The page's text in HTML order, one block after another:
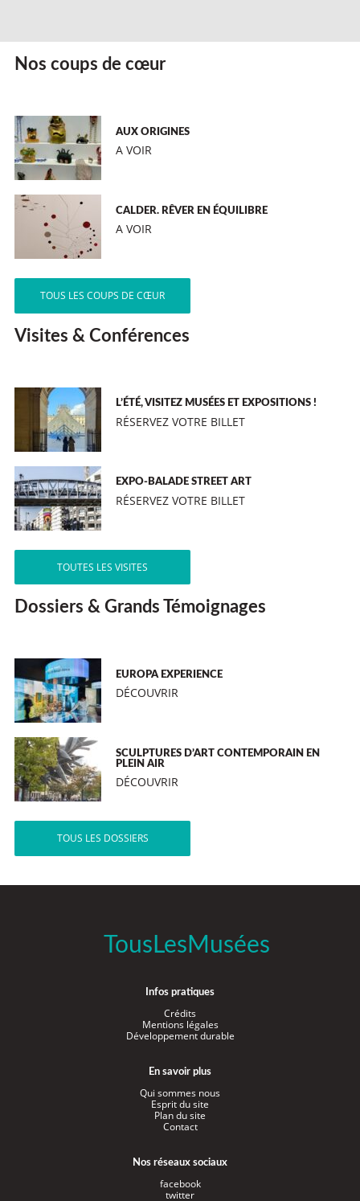
Nos coups de cœur
AUX ORIGINES
A VOIR
CALDER. RÊVER EN ÉQUILIBRE
A VOIR
TOUS LES COUPS DE CŒUR
Visites & Conférences
L’ÉTÉ, VISITEZ MUSÉES ET EXPOSITIONS !
RÉSERVEZ VOTRE BILLET
EXPO-BALADE STREET ART
RÉSERVEZ VOTRE BILLET
TOUTES LES VISITES
Dossiers & Grands Témoignages
EUROPA EXPERIENCE
DÉCOUVRIR
SCULPTURES D’ART CONTEMPORAIN EN
PLEIN AIR
DÉCOUVRIR
TOUS LES DOSSIERS
TousLesMusées
Infos pratiques
Crédits
Mentions légales
Développement durable
En savoir plus
Qui sommes nous
Esprit du site
Plan du site
Contact
Nos réseaux sociaux
facebook
twitter